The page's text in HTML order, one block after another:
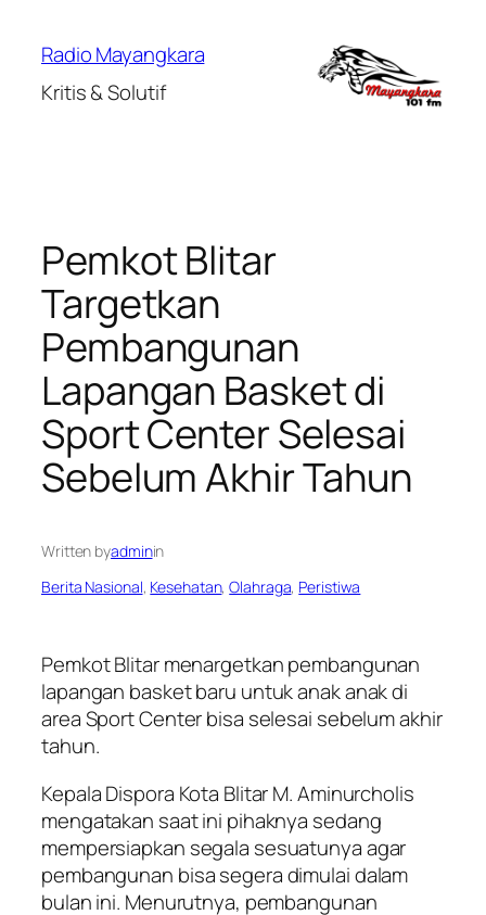
Radio Mayangkara
Kritis & Solutif
Pemkot Blitar
Targetkan
Pembangunan
Lapangan Basket di
Sport Center Selesai
Sebelum Akhir Tahun
Written byadminin
Berita Nasional, Kesehatan, Olahraga, Peristiwa
Pemkot Blitar menargetkan pembangunan
lapangan basket baru untuk anak anak di
area Sport Center bisa selesai sebelum akhir
tahun.
Kepala Dispora Kota Blitar M. Aminurcholis
mengatakan saat ini pihaknya sedang
mempersiapkan segala sesuatunya agar
pembangunan bisa segera dimulai dalam
bulan ini. Menurutnya, pembangunan